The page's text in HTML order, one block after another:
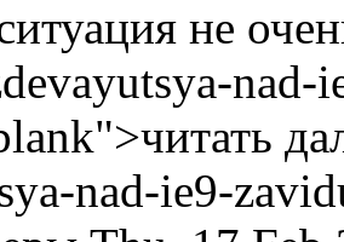
не
nad-
nad-ie9-